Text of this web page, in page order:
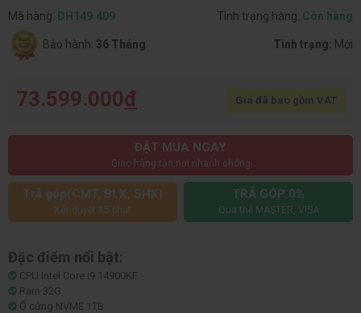
Mã hàng: DH149.409 Tình trạng hàng: Còn hàng
Bảo hành: 36 Tháng Tình trạng: Mới
73.599.000đ Giá đã bao gồm VAT
ĐẶT MUA NGAY
Giao hàng tận nơi nhanh chóng
Trả góp(CMT, BLX, SHK)
Xét duyệt 15 phút
TRẢ GÓP 0%
Qua thẻ MASTER, VISA
Đặc điểm nổi bật:
CPU Intel Core i9 14900KF
Ram 32G
Ổ cứng NVME 1TB